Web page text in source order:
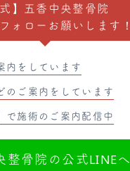
式】五香中央整骨院
ォローお願いします！
内をしています
のご案内をしています
で施術のご案内配信中
整骨院の公式LINEへ